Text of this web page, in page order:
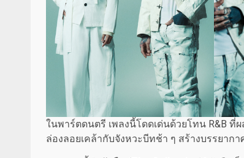
ในพาร์ตดนตรี เพลงนี้โดดเด่นด้วยโทน R&B ที่
ล่องลอยเคล้ากับจังหวะบีทช้า ๆ สร้างบรรยาก